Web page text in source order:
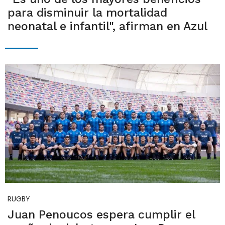
para disminuir la mortalidad
neonatal e infantil", afirman en Azul
RUGBY
Juan Penoucos espera cumplir el